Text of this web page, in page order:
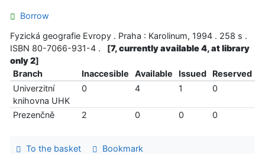
Borrow
Fyzická geografie Evropy . Praha : Karolinum, 1994 . 258 s .
ISBN 80-7066-931-4 .
[7, currently available 4, at library
only 2]
Branch
Inaccesible Available Issued
Reserved
Univerzitní
knihovna UHK
0 4 1 0
Prezenčně 2 0 0 0
To the basket
Bookmark